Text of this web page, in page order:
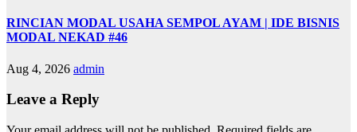
RINCIAN MODAL USAHA SEMPOL AYAM | IDE BISNIS
MODAL NEKAD #46
Aug 4, 2026 admin
Leave a Reply